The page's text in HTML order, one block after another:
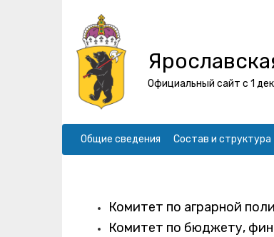
Официальный сайт с 1
Общие сведения Состав и структура
Комитет по аграрной
Комитет по бюджету,